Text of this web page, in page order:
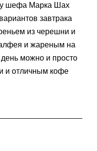
шефа Марка Шах
завтрака
из черешни и
и жареным на
можно и просто
и отличным кофе